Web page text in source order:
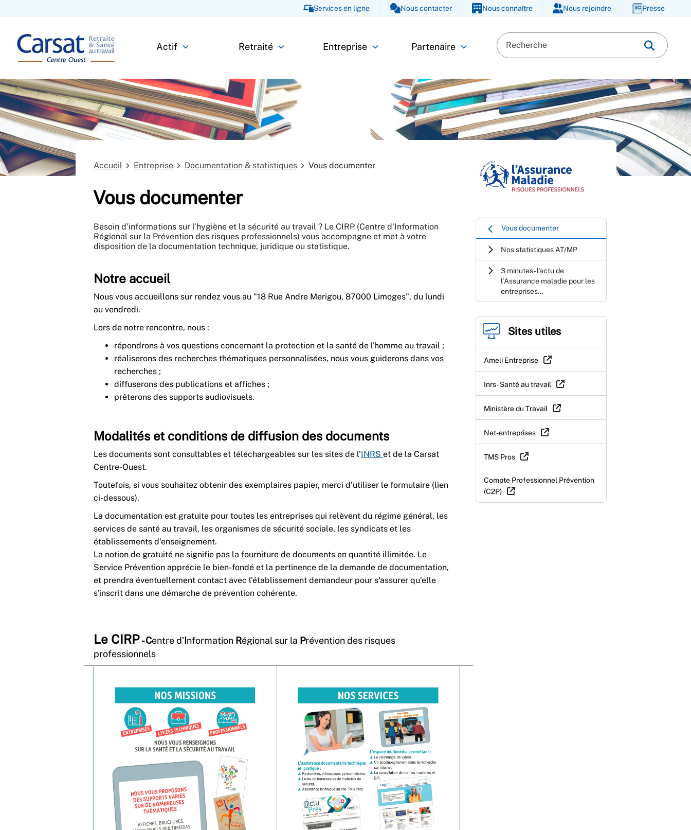
Services en ligne Nous contacter Nous connaître Nous rejoindre Presse
Actif Retraité Entreprise Partenaire
Accueil Entreprise Documentation & statistiques Vous documenter
Vous documenter
Besoin d’informations sur l’hygiène et la sécurité au travail ? Le CIRP (Centre d’Information
Régional sur la Prévention des risques professionnels) vous accompagne et met à votre
disposition de la documentation technique, juridique ou statistique.
Notre accueil
Nous vous accueillons sur rendez vous au "18 Rue Andre Merigou, 87000 Limoges", du lundi
au vendredi.
Lors de notre rencontre, nous :
répondrons à vos questions concernant la protection et la santé de l'homme au travail ;
réaliserons des recherches thématiques personnalisées, nous vous guiderons dans vos
recherches ;
diffuserons des publications et affiches ;
prêterons des supports audiovisuels.
Modalités et conditions de diffusion des documents
Les documents sont consultables et téléchargeables sur les sites de l'INRS et de la Carsat
Centre-Ouest.
Toutefois, si vous souhaitez obtenir des exemplaires papier, merci d’utiliser le formulaire (lien
ci-dessous).
La documentation est gratuite pour toutes les entreprises qui relèvent du régime général, les
services de santé au travail, les organismes de sécurité sociale, les syndicats et les
établissements d'enseignement.
La notion de gratuité ne signifie pas la fourniture de documents en quantité illimitée. Le
Service Prévention apprécie le bien-fondé et la pertinence de la demande de documentation,
et prendra éventuellement contact avec l'établissement demandeur pour s'assurer qu'elle
s'inscrit dans une démarche de prévention cohérente.
Le CIRP - Centre d’Information Régional sur la Prévention des risques
professionnels
Vous documenter
Nos statistiques AT/MP
3 minutes - l'actu de
l'Assurance maladie pour les
entreprises...
Sites utiles
Ameli Entreprise
Inrs - Santé au travail
Ministère du Travail
Net-entreprises
TMS Pros
Compte Professionnel Prévention
(C2P)